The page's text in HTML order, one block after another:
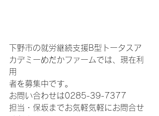
下野市の就労継続支援B型トータスア
カデミーめだかファームでは、現在利
用
者を募集中です。
お問い合わせは0285-39-7377
担当・保坂までお気軽気軽にお問合せ